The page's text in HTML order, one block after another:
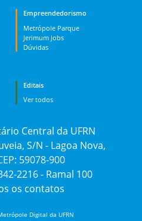
Empreendedorismo
Metrópole Parque
Jerimum Jobs
Dúvidas
Editais
Ver todos
Central da UFRN
S/N - Lagoa Nova,
59078-900
2216 - Ramal 100
os contatos
Digital da UFRN